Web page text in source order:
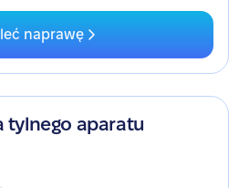
naprawę
tylnego aparatu